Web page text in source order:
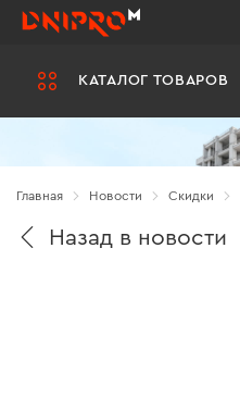
КАТАЛОГ ТОВАРОВ
Главная Новости Cкидки
Назад в новости